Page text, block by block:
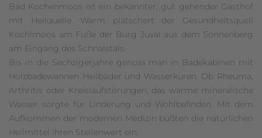
Bad Kochenmoos ist ein bekannter, gut gehender Gasthof
mit Heilquelle. Warm plätschert der Gesundheitsquell
Kochlmoos am Fuße der Burg Juval aus dem Sonnenberg
am Eingang des Schnalstals.
Bis in die Sechzigerjahre genoss man in Badekabinen mit
Holzbadewannen Heilbäder und Wasserkuren. Ob Rheuma,
Arthritis oder Kreislaufstörungen, das warme mineralische
Wasser sorgte für Linderung und Wohlbefinden. Mit dem
Aufkommen der modernen Medizin büßten die natürlichen
Heilmittel ihren Stellenwert ein.